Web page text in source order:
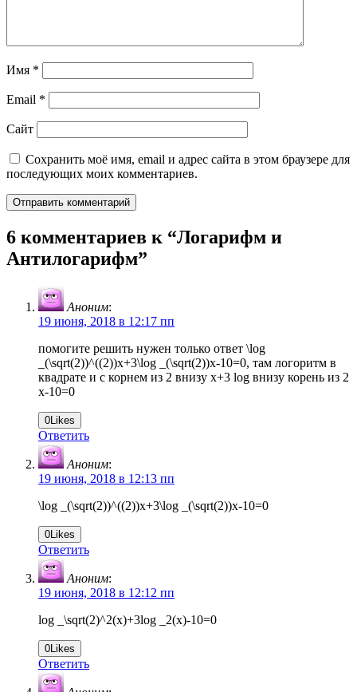
Имя *
Email *
Сайт
Сохранить моё имя, email и адрес сайта в этом браузере для
последующих моих комментариев.
6 комментариев к “Логарифм и
Антилогарифм”
Аноним:
19 июня, 2018 в 12:17 пп
помогите решить нужен только ответ \log
_(\sqrt(2))^((2))x+3\log _(\sqrt(2))x-10=0, там логоритм в
квадрате и с корнем из 2 внизу х+3 log внизу корень из 2
х-10=0
0Likes
Ответить
Аноним:
19 июня, 2018 в 12:13 пп
\log _(\sqrt(2))^((2))x+3\log _(\sqrt(2))x-10=0
0Likes
Ответить
Аноним:
19 июня, 2018 в 12:12 пп
log _\sqrt(2)^2(x)+3log _2(x)-10=0
0Likes
Ответить